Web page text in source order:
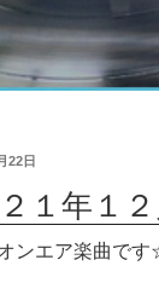
22日
１年１
ンエア楽曲で